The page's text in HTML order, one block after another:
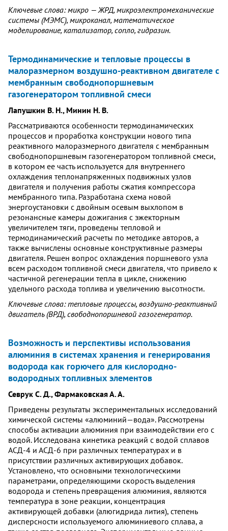
Ключевые слова: микро — ЖРД, микроэлектромеханические
системы (МЭМС), микроканал, математическое
моделирование, катализатор, сопло, гидразин.
Термодинамические и тепловые процессы в
малоразмерном воздушно-реактивном двигателе с
мембранным свободнопоршневым
газогенератором топливной смеси
Лапушкин В. Н., Минин Н. В.
Рассматриваются особенности термодинамических
процессов и проработка конструкции нового типа
реактивного малоразмерного двигателя с мембранным
свободнопоршневым газогенератором топливной смеси,
в котором ее часть используется для внутреннего
охлаждения теплонапряженных подвижных узлов
двигателя и получения работы сжатия компрессора
мембранного типа. Разработана схема новой
энергоустановки с двойным осевым выхлопом в
резонансные камеры дожигания с эжекторным
увеличителем тяги, проведены тепловой и
термодинамический расчеты по методике авторов, а
также вычислены основные конструктивные размеры
двигателя. Решен вопрос охлаждения поршневого узла
всем расходом топливной смеси двигателя, что привело к
частичной регенерации тепла в цикле, снижению
удельного расхода топлива и увеличению высотности.
Ключевые слова: тепловые процессы, воздушно-реактивный
двигатель (ВРД), свободнопоршневой газогенератор.
Возможность и перспективы использования
алюминия в системах хранения и генерирования
водорода как горючего для кислородно-
водородных топливных элементов
Севрук С. Д., Фармаковская А. А.
Приведены результаты экспериментальных исследований
химической системы «алюминий—вода». Рассмотрены
способы активации алюминия при взаимодействии его с
водой. Исследована кинетика реакций с водой сплавов
АСД-4 и АСД-6 при различных температурах и в
присутствии различных активирующих добавок.
Установлено, что основными технологическими
параметрами, определяющими скорость выделения
водорода и степень превращения алюминия, являются
температура в зоне реакции, концентрация
активирующей добавки (алюгидрида лития), степень
дисперсности используемого алюминиевого сплава, а